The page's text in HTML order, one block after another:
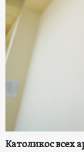
Католикос всех